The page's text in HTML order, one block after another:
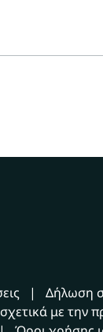
Δήλωση
με την